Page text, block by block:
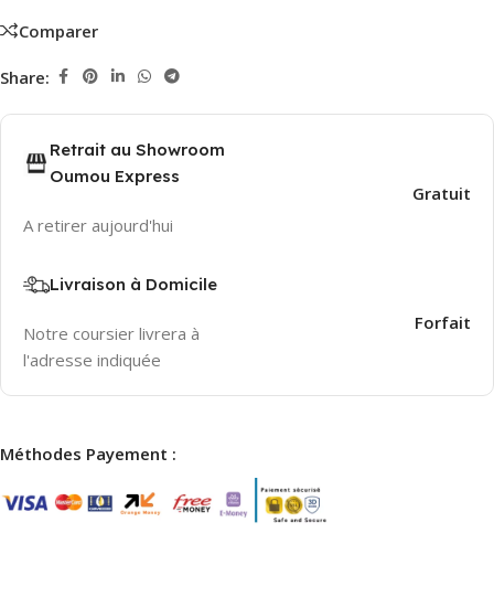
Comparer
Share:
Retrait au Showroom
Oumou Express
A retirer aujourd'hui
Gratuit
Livraison à Domicile
Notre coursier livrera à
l'adresse indiquée
Forfait
Méthodes Payement :